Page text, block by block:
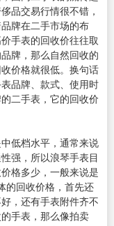
品交易行情很不错，
牌在二手市场的布
手表的回收价往往取
牌，那么自然回收的
价格就很低。换句话
品牌、款式、使用时
二手表，它的回收价
低档水平，通常来说
强，所以浪琴手表目
格多少，一般来说是
的回收价格，首先还
，还有手表附件齐不
手表，那么像拍卖